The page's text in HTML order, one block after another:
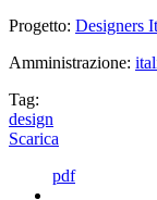
Progetto: Designers
Amministrazione:
Tag:
design
Scarica
pdf